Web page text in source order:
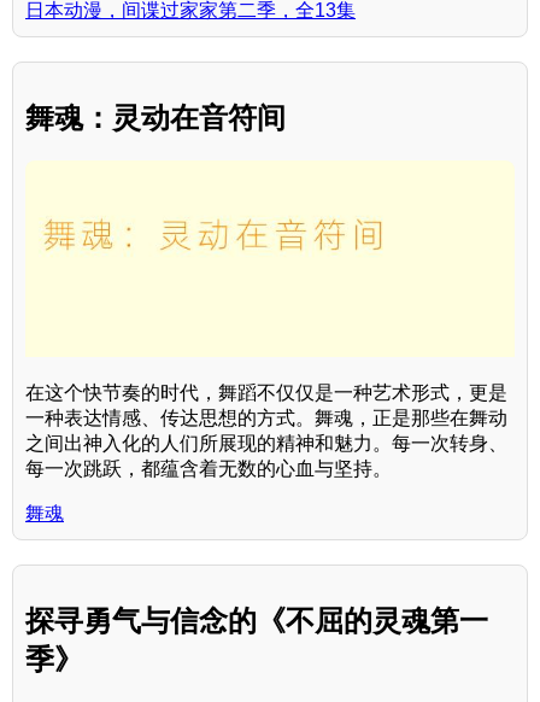
日本动漫，间谍过家家第二季，全13集
舞魂：灵动在音符间
在这个快节奏的时代，舞蹈不仅仅是一种艺术形式，更是
一种表达情感、传达思想的方式。舞魂，正是那些在舞动
之间出神入化的人们所展现的精神和魅力。每一次转身、
每一次跳跃，都蕴含着无数的心血与坚持。
舞魂
探寻勇气与信念的《不屈的灵魂第一
季》